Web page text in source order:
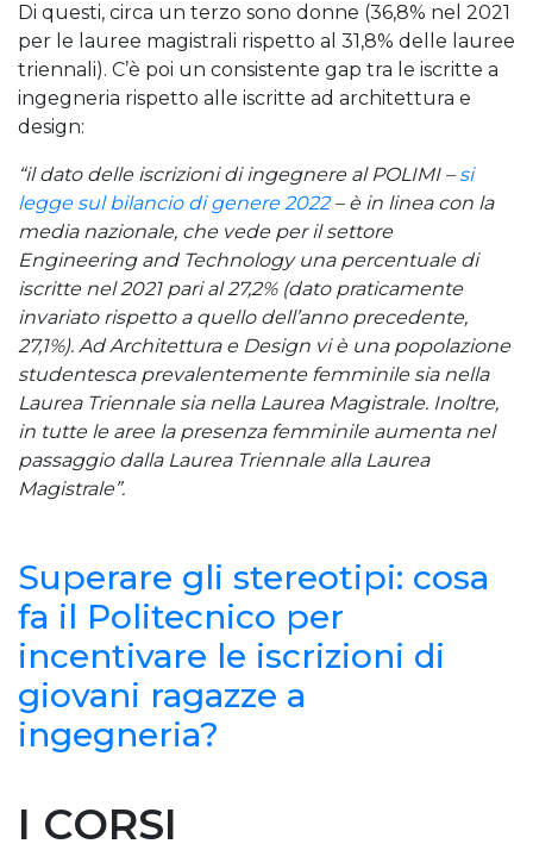
Di questi, circa un terzo sono donne (36,8% nel 2021
per le lauree magistrali rispetto al 31,8% delle lauree
triennali). C’è poi un consistente gap tra le iscritte a
ingegneria rispetto alle iscritte ad architettura e
design:
“il dato delle iscrizioni di ingegnere al POLIMI – si
legge sul bilancio di genere 2022– è in linea con la
media nazionale, che vede per il settore
Engineering and Technology una percentuale di
iscritte nel 2021 pari al 27,2% (dato praticamente
invariato rispetto a quello dell’anno precedente,
27,1%). Ad Architettura e Design vi è una popolazione
studentesca prevalentemente femminile sia nella
Laurea Triennale sia nella Laurea Magistrale. Inoltre,
in tutte le aree la presenza femminile aumenta nel
passaggio dalla Laurea Triennale alla Laurea
Magistrale”.
Superare gli stereotipi: cosa
fa il Politecnico per
incentivare le iscrizioni di
giovani ragazze a
ingegneria?
I CORSI